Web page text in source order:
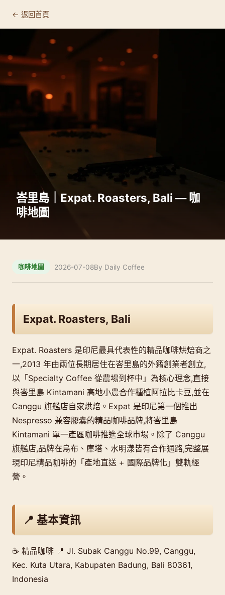
← 返回首頁
峇里島｜Expat. Roasters, Bali — 咖
啡地圖
咖啡地圖 2026-07-08By Daily Coffee
Expat. Roasters, Bali
Expat. Roasters 是印尼最具代表性的精品咖啡烘焙商之
一,2013 年由兩位長期居住在峇里島的外籍創業者創立,
以「Specialty Coffee 從農場到杯中」為核心理念,直接
與峇里島 Kintamani 高地小農合作種植阿拉比卡豆,並在
Canggu 旗艦店自家烘焙。Expat 是印尼第一個推出
Nespresso 兼容膠囊的精品咖啡品牌,將峇里島
Kintamani 單一產區咖啡推進全球市場。除了 Canggu
旗艦店,品牌在烏布、庫塔、水明漾皆有合作通路,完整展
現印尼精品咖啡的「產地直送 + 國際品牌化」雙軌經
營。
📍 基本資訊
☕ 精品咖啡 📍 Jl. Subak Canggu No.99, Canggu,
Kec. Kuta Utara, Kabupaten Badung, Bali 80361,
Indonesia